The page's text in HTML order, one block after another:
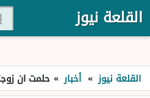
القلعة نيوز
القلعة نيوز » أخبار » حلمت ان زوجتي